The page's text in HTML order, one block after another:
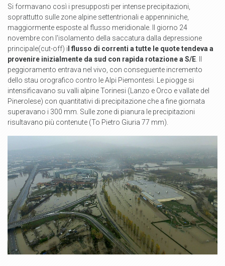
Si formavano così i presupposti per intense precipitazioni,
soprattutto sulle zone alpine settentrionali e appenniniche,
maggiormente esposte al flusso meridionale. Il giorno 24
novembre con l'isolamento della saccatura dalla depressione
principale(cut-off) i l flusso di correnti a tutte le quote tendeva a
provenire inizialmente da sud con rapida rotazione a S/E
peggioramento entrava nel vivo, con conseguente incremento
dello stau orografico contro le Alpi Piemontesi. Le piogge si
intensificavano su valli alpine Torinesi (Lanzo e Orco e vallate del
Pinerolese) con quantitativi di precipitazione che a fine giornata
superavano i 300 mm. Sulle zone di pianura le precipitazioni
risultavano più contenute (To Pietro Giuria 77 mm).